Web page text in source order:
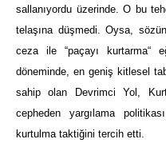
sallanıyordu üzerinde. O bu
telaşına düşmedi. Oysa,
ceza ile “paçayı kurtarma“
döneminde, en geniş kitlesel
sahip olan Devrimci Yol,
cepheden yargılama
kurtulma taktiğini tercih etti.